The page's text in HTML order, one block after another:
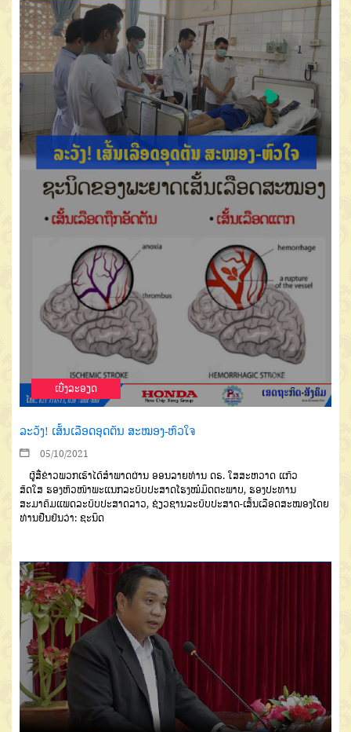
ເບີ່ງລະອຽດ
ລະວັງ! ເສັ້ນເລືອດອຸດຕັນ ສະໝອງ-ຫົວໃຈ
05/10/2021
ຜູ້ສື່ຂ່າວພວກເຮົາໄດ້ສຳພາດຜ່ານ ອອນລາຍທ່ານ ດຣ. ໃສສະຫວາດ ແກ້ວ
ສົດໃສ ຮອງຫົວໜ້າພະແນກລະບົບປະສາດໂຮງໝໍມິດຕະພາບ, ຮອງປະທານ
ສະມາຄົມແພດລະບົບປະສາດລາວ, ຊ່ຽວຊານລະບົບປະສາດ-ເສັ້ນເລືອດສະໝອງໂດຍ
ທ່ານຢືນຢັນວ່າ: ຊະນິດ